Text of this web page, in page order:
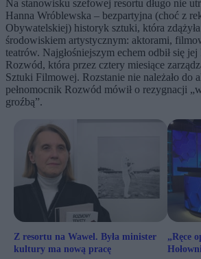
Na stanowisku szefowej resortu długo nie
Hanna Wróblewska – bezpartyjna (choć z
Obywatelskiej) historyk sztuki, która
środowiskiem artystycznym: aktorami,
teatrów. Najgłośniejszym echem odbił się
Rozwód, która przez cztery miesiące
Sztuki Filmowej. Rozstanie nie należało do
pełnomocnik Rozwód mówił o rezygnacji
groźbą”.
Z resortu na Wawel. Była minister
kultury ma nową pracę
„Ręce